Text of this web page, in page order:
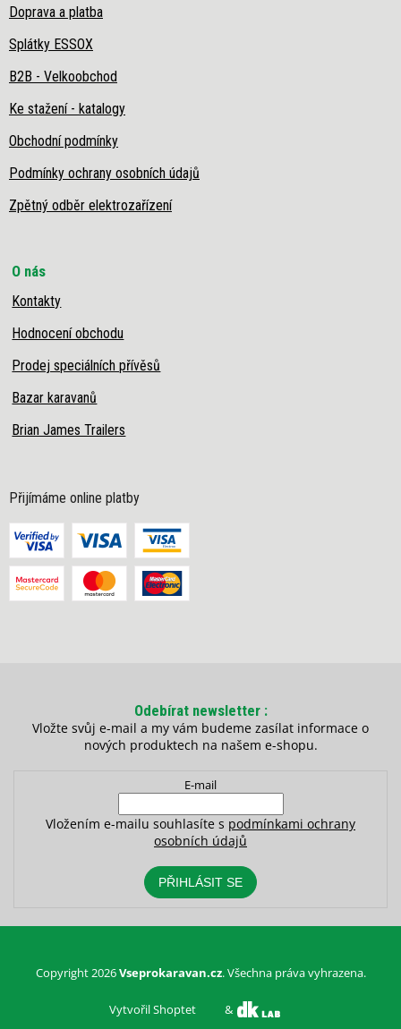
Doprava a platba
Splátky ESSOX
B2B - Velkoobchod
Ke stažení - katalogy
Obchodní podmínky
Podmínky ochrany osobních údajů
Zpětný odběr elektrozařízení
O nás
Kontakty
Hodnocení obchodu
Prodej speciálních přívěsů
Bazar karavanů
Brian James Trailers
Přijímáme online platby
Odebírat newsletter
Vložte svůj e-mail a my vám budeme zasílat informace o
nových produktech na našem e-shopu.
E-mail
Vložením e-mailu souhlasíte s podmínkami ochrany
osobních údajů
PŘIHLÁSIT SE
Vytvořil Shoptet &
Copyright 2026Vseprokaravan.cz. Všechna práva vyhrazena.